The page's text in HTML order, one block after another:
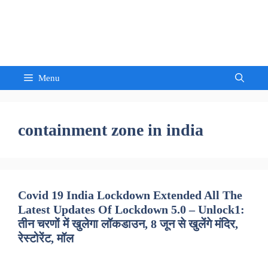
Menu
containment zone in india
Covid 19 India Lockdown Extended All The
Latest Updates Of Lockdown 5.0 – Unlock1:
तीन चरणों में खुलेगा लॉकडाउन, 8 जून से खुलेंगे मंदिर,
रेस्टोरेंट, मॉल